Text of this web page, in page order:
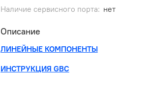
Наличие сервисного порта: нет
Описание
ЛИНЕЙНЫЕ КОМПОНЕНТЫ
ИНСТРУКЦИЯ GBC